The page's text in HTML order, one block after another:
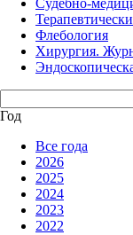
Судебно-
Флебология
Хирургия.
Год
Все года
2026
2025
2024
2023
2022